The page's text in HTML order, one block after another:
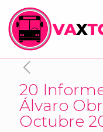
20
Álvaro
Octubre